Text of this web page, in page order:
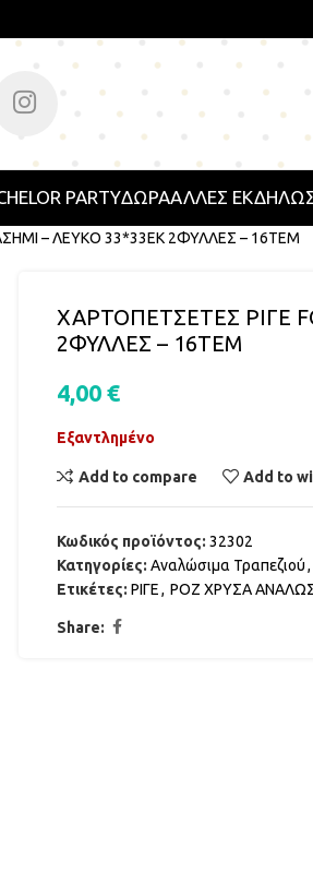
PARTYΔΩΡΑΑΛΛΕΣ
– ΛΕΥΚΟ 33*33ΕΚ 2ΦΥΛΛΕΣ – 16ΤΕΜ
ΧΑΡΤΟΠΕΤΣΕΤΕΣ ΡΙΓΕ
2ΦΥΛΛΕΣ – 16ΤΕΜ
4,00 €
Εξαντλημένο
Add to compare Add to
Κωδικός προϊόντος: 32302
Κατηγορίες: Αναλώσιμα Τραπεζιού,
Ετικέτες: ΡΙΓΕ, ΡΟΖ ΧΡΥΣΑ
Share: